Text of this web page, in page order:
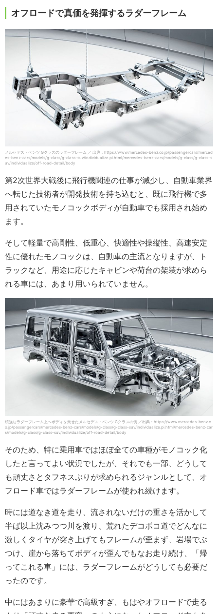
オフロードで真価を発揮するラダーフレーム
メルセデス・ベンツ Gクラスのラダーフレーム ／ 出典：https://www.mercedes-benz.co.jp/passengercars/merced
es-benz-cars/models/g-class/g-class-suv/individualize.pi.html/mercedes-benz-cars/models/g-class/g-class-s
uv/individualize/off-road-detail/body
第2次世界大戦後に飛行機関連の仕事が減少し、自動車業界
へ転じた技術者が開発技術を持ち込むと、既に飛行機で多
用されていたモノコックボディが自動車でも採用され始め
ます。
そして軽量で高剛性、低重心、快適性や操縦性、高速安定
性に優れたモノコックは、自動車の主流となりますが、ト
ラックなど、用途に応じたキャビンや荷台の架装が求めら
れる車には、あまり用いられていません。
頑強なラダーフレーム上へボディを乗せたメルセデス・ベンツ Gクラスの例 ／出典：https://www.mercedes-benz.c
o.jp/passengercars/mercedes-benz-cars/models/g-class/g-class-suv/individualize.pi.html/mercedes-benz-car
s/models/g-class/g-class-suv/individualize/off-road-detail/body
そのため、特に乗用車ではほぼ全ての車種がモノコック化
したと言ってよい状況でしたが、それでも一部、どうして
も頑丈さとタフネスぶりが求められるジャンルとして、オ
フロード車ではラダーフレームが使われ続けます。
時には道なき道を走り、流されないだけの重さを活かして
半ば以上沈みつつ川を渡り、荒れたデコボコ道でどんなに
激しくタイヤが突き上げてもフレームが歪まず、岩場でぶ
つけ、崖から落ちてボディが歪んでもなお走り続け、「帰
ってこれる車」には、ラダーフレームがどうしても必要だ
ったのです。
中にはあまりに豪華で高級すぎ、もはやオフロードで走る